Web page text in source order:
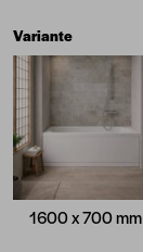
Variante
1600 x 700 mm